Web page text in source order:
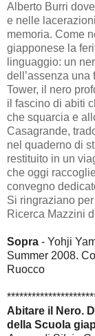
Alberto Burri
e nelle
memoria. Come
giapponese la
linguaggio: un
dell’assenza una
Tower, il nero
il fascino di abiti
che squarcia e
Casagrande,
nel quaderno di
restituito in un
che oggi
convegno
Si ringraziano
Ricerca Mazzini
Sopra - Yohji
Summer 2008.
Ruocco
Abitare il Nero.
della Scuola